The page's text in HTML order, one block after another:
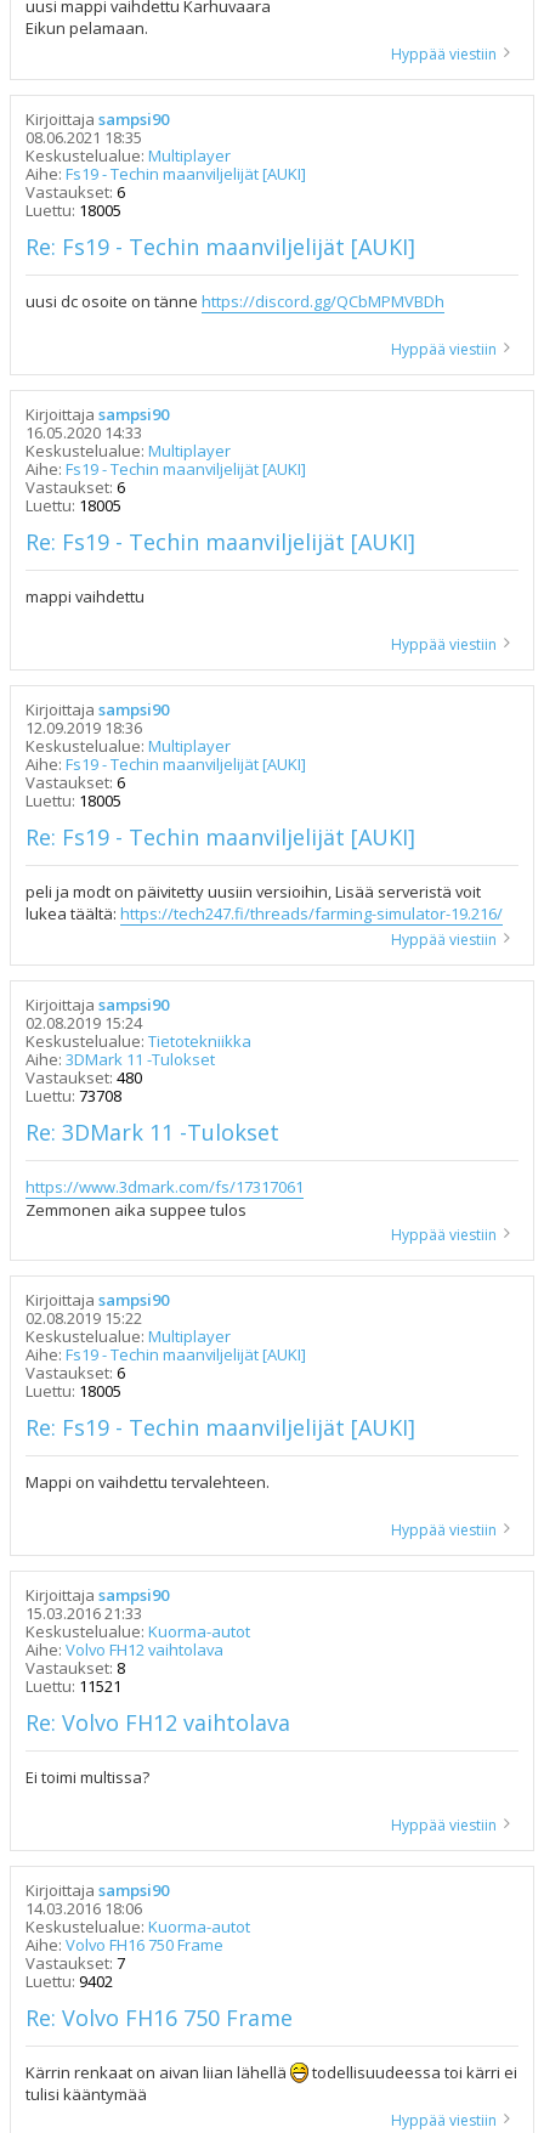
uusi mappi vaihdettu Karhuvaara
Eikun pelamaan.
Hyppää viestiin
Kirjoittaja sampsi90
08.06.2021 18:35
Keskustelualue: Multiplayer
Aihe: Fs19 - Techin maanviljelijät [AUKI]
Vastaukset: 6
Luettu: 18005
Re: Fs19 - Techin maanviljelijät [AUKI]
uusi dc osoite on tänne https://discord.gg/QCbMPMVBDh
Hyppää viestiin
Kirjoittaja sampsi90
16.05.2020 14:33
Keskustelualue: Multiplayer
Aihe: Fs19 - Techin maanviljelijät [AUKI]
Vastaukset: 6
Luettu: 18005
Re: Fs19 - Techin maanviljelijät [AUKI]
mappi vaihdettu
Hyppää viestiin
Kirjoittaja sampsi90
12.09.2019 18:36
Keskustelualue: Multiplayer
Aihe: Fs19 - Techin maanviljelijät [AUKI]
Vastaukset: 6
Luettu: 18005
Re: Fs19 - Techin maanviljelijät [AUKI]
peli ja modt on päivitetty uusiin versioihin, Lisää serveristä voit
lukea täältä: https://tech247.fi/threads/farming-simulator-19.216/
Hyppää viestiin
Kirjoittaja sampsi90
02.08.2019 15:24
Keskustelualue: Tietotekniikka
Aihe: 3DMark 11 -Tulokset
Vastaukset: 480
Luettu: 73708
Re: 3DMark 11 -Tulokset
https://www.3dmark.com/fs/17317061
Zemmonen aika suppee tulos
Hyppää viestiin
Kirjoittaja sampsi90
02.08.2019 15:22
Keskustelualue: Multiplayer
Aihe: Fs19 - Techin maanviljelijät [AUKI]
Vastaukset: 6
Luettu: 18005
Re: Fs19 - Techin maanviljelijät [AUKI]
Mappi on vaihdettu tervalehteen.
Hyppää viestiin
Kirjoittaja sampsi90
15.03.2016 21:33
Keskustelualue: Kuorma-autot
Aihe: Volvo FH12 vaihtolava
Vastaukset: 8
Luettu: 11521
Re: Volvo FH12 vaihtolava
Ei toimi multissa?
Hyppää viestiin
Kirjoittaja sampsi90
14.03.2016 18:06
Keskustelualue: Kuorma-autot
Aihe: Volvo FH16 750 Frame
Vastaukset: 7
Luettu: 9402
Re: Volvo FH16 750 Frame
Kärrin renkaat on aivan liian lähellä
todellisuudeessa toi kärri ei
tulisi kääntymää
Hyppää viestiin